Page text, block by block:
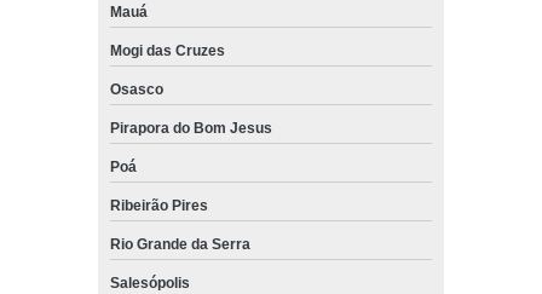
Mauá
Mogi das Cruzes
Osasco
Pirapora do Bom Jesus
Poá
Ribeirão Pires
Rio Grande da Serra
Salesópolis